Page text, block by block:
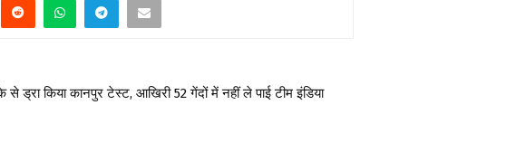
किया कानपुर टेस्ट, आखिरी 52 गेंदों में नहीं ले पाई टीम इंडिया